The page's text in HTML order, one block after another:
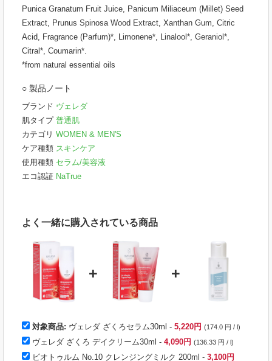
Punica Granatum Fruit Juice, Panicum Miliaceum (Millet) Seed
Extract, Prunus Spinosa Wood Extract, Xanthan Gum, Citric
Acid, Fragrance (Parfum)*, Limonene*, Linalool*, Geraniol*,
Citral*, Coumarin*.
*from natural essential oils
○ 製品ノート
ブランド ヴェレダ
肌タイプ 普通肌
カテゴリ WOMEN & MEN'S
ケア種類 スキンケア
使用種類 セラム/美容液
エコ認証 NaTrue
よく一緒に購入されている商品
+ +
対象商品: ヴェレダ ざくろセラム30ml - 5,220円 (174.0 円 / l)
ヴェレダ ざくろ デイクリーム30ml - 4,090円 (136.33 円 / l)
ビオトゥルム No.10 クレンジングミルク 200ml - 3,100円